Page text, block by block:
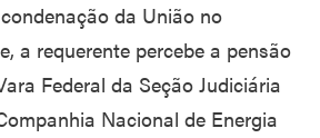
da União no
a requerente percebe a pensão
Federal da Seção Judiciária
Nacional de Energia